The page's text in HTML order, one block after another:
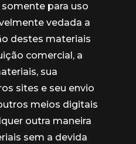
para uso
vedada a
destes materiais
comercial, a
sua
sites e seu envio
meios digitais
outra maneira
sem a devida